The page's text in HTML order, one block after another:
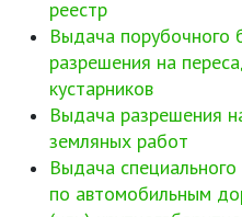
реестр
Выдача порубочного
разрешения на
кустарников
Выдача разрешения
земляных работ
Выдача
по автомобильным